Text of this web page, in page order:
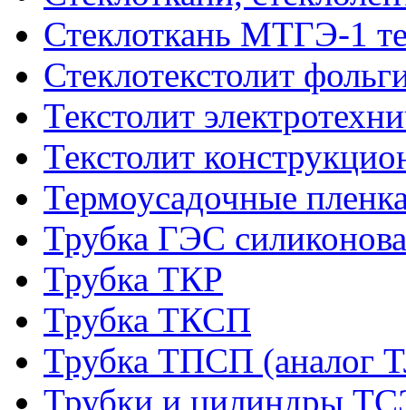
Стеклоткань МТГЭ-1
Стеклотекстолит
Текстолит
Текстолит
Термоусадочные
Трубка ГЭС
Трубка ТКР
Трубка ТКСП
Трубка ТПСП (аналог
Трубки и цилиндры